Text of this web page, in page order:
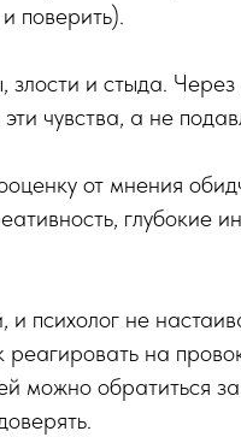
поверить).
и стыда. Через
чувства, а не
от мнения
глубокие
психолог не
на
можно обратиться